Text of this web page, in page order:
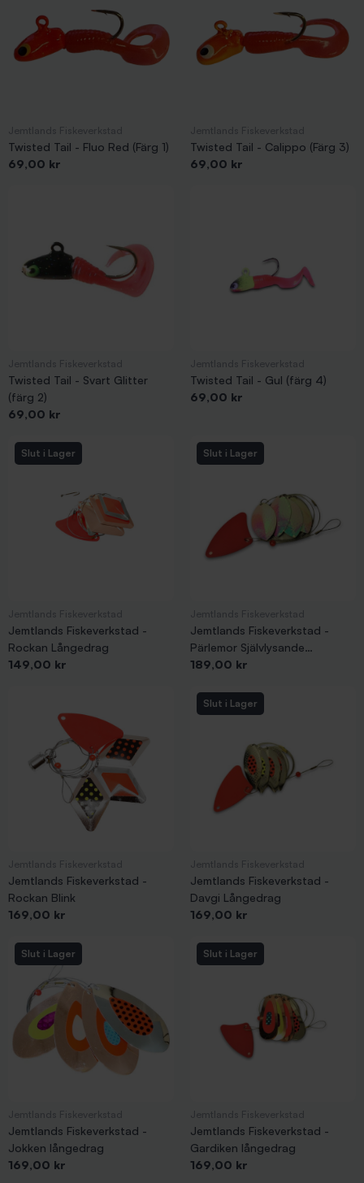
Mormyska Mintuu
Rockan Plexi
Twisted Tail - Fluo Red (Färg 1)
Pris
69,00 kr
Twisted Tail - Calippo (Färg 3)
Pris
69,00 kr
Twisted Tail - Svart Glitter
(färg 2)
Pris
69,00 kr
Twisted Tail - Gul (färg 4)
Pris
69,00 kr
Slut i Lager
Jemtlands Fiskeverkstad -
Rockan Långedrag
Pris
149,00 kr
Slut i Lager
Jemtlands Fiskeverkstad -
Pärlemor Självlysande
Långedrag
Pris
189,00 kr
Jemtlands Fiskeverkstad -
Rockan Blink
Pris
169,00 kr
Slut i Lager
Jemtlands Fiskeverkstad -
Davgi Långedrag
Pris
169,00 kr
Slut i Lager
Jemtlands Fiskeverkstad -
Jokken långedrag
Pris
169,00 kr
Slut i Lager
Jemtlands Fiskeverkstad -
Gardiken långedrag
Pris
169,00 kr